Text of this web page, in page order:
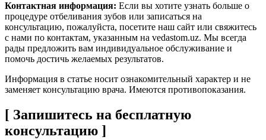
Контактная информация: Если вы хотите узнать больше о
процедуре отбеливания зубов или записаться на
консультацию, пожалуйста, посетите наш сайт или свяжитесь
с нами по контактам, указанным на vedastom.uz. Мы всегда
рады предложить вам индивидуальное обслуживание и
помочь достичь желаемых результатов.
Информация в статье носит ознакомительный характер и не
заменяет консультацию врача. Имеются противопоказания.
[ Запишитесь на бесплатную
консультацию ]